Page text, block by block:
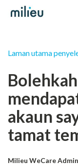
Laman utama
akaun
tamat
Milieu WeCare Admin